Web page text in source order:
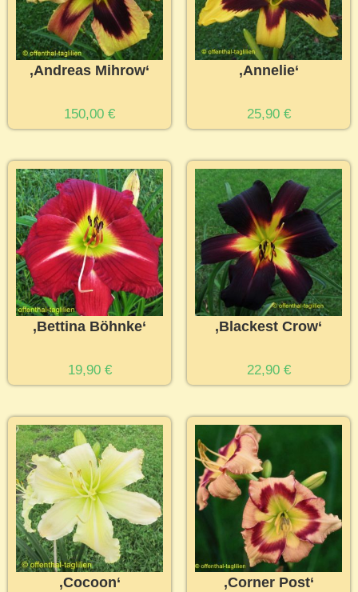
‚Andreas Mihrow‘
150,00 €
‚Annelie‘
25,90 €
‚Bettina Böhnke‘
19,90 €
‚Blackest Crow‘
22,90 €
‚Cocoon‘ ‚Corner Post‘